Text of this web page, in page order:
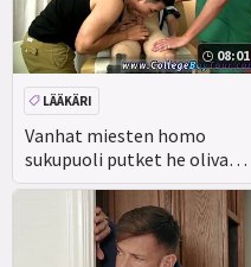
08:01
Vanhat miesten homo
sukupuoli putket he olivat
vain kiirehtiä ulos
asuntolan saada
LÄÄKÄRI